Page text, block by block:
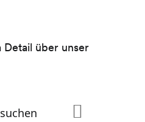
Detail über unser